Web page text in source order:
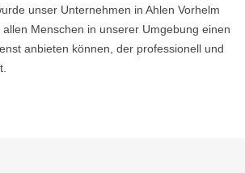
unser Unternehmen in Ahlen Vorhelm
Menschen in unserer Umgebung einen
anbieten können, der professionell und